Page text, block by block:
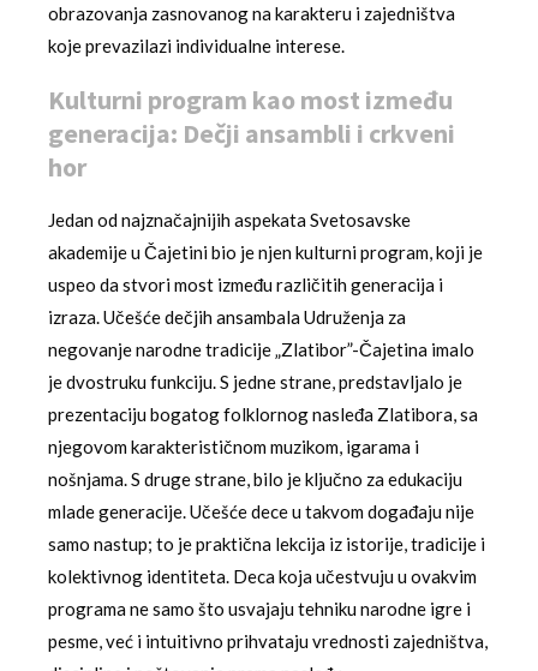
obrazovanja zasnovanog na karakteru i zajedništva
koje prevazilazi individualne interese.
Kulturni program kao most između
generacija: Dečji ansambli i crkveni
hor
Jedan od najznačajnijih aspekata Svetosavske
akademije u Čajetini bio je njen kulturni program, koji je
uspeo da stvori most između različitih generacija i
izraza. Učešće dečjih ansambala Udruženja za
negovanje narodne tradicije „Zlatibor”-Čajetina imalo
je dvostruku funkciju. S jedne strane, predstavljalo je
prezentaciju bogatog folklornog nasleđa Zlatibora, sa
njegovom karakterističnom muzikom, igarama i
nošnjama. S druge strane, bilo je ključno za edukaciju
mlade generacije. Učešće dece u takvom događaju nije
samo nastup; to je praktična lekcija iz istorije, tradicije i
kolektivnog identiteta. Deca koja učestvuju u ovakvim
programa ne samo što usvajaju tehniku narodne igre i
pesme, već i intuitivno prihvataju vrednosti zajedništva,